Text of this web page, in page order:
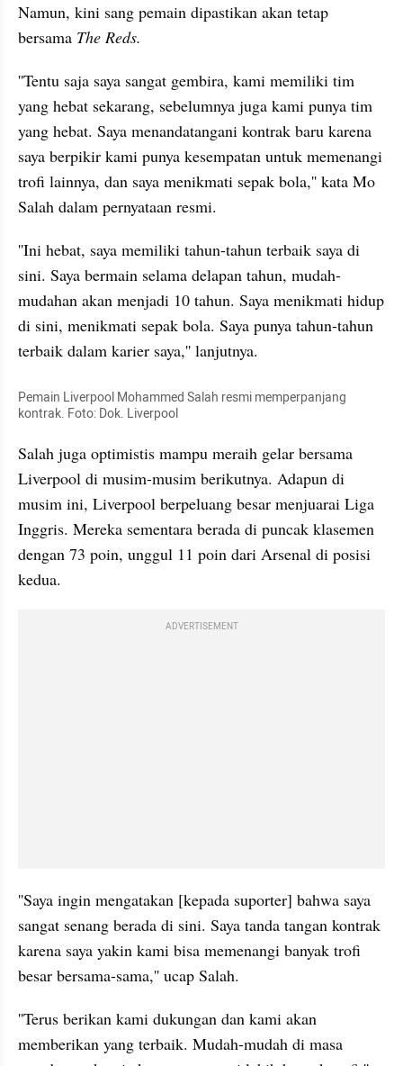
Namun, kini sang pemain dipastikan akan tetap
bersama The Reds.
''Tentu saja saya sangat gembira, kami memiliki tim
yang hebat sekarang, sebelumnya juga kami punya tim
yang hebat. Saya menandatangani kontrak baru karena
saya berpikir kami punya kesempatan untuk memenangi
trofi lainnya, dan saya menikmati sepak bola,'' kata Mo
Salah dalam pernyataan resmi.
''Ini hebat, saya memiliki tahun-tahun terbaik saya di
sini. Saya bermain selama delapan tahun, mudah-
mudahan akan menjadi 10 tahun. Saya menikmati hidup
di sini, menikmati sepak bola. Saya punya tahun-tahun
terbaik dalam karier saya,'' lanjutnya.
Pemain Liverpool Mohammed Salah resmi memperpanjang
kontrak. Foto: Dok. Liverpool
Salah juga optimistis mampu meraih gelar bersama
Liverpool di musim-musim berikutnya. Adapun di
musim ini, Liverpool berpeluang besar menjuarai Liga
Inggris. Mereka sementara berada di puncak klasemen
dengan 73 poin, unggul 11 poin dari Arsenal di posisi
kedua.
ADVERTISEMENT
''Saya ingin mengatakan [kepada suporter] bahwa saya
sangat senang berada di sini. Saya tanda tangan kontrak
karena saya yakin kami bisa memenangi banyak trofi
besar bersama-sama,'' ucap Salah.
''Terus berikan kami dukungan dan kami akan
memberikan yang terbaik. Mudah-mudah di masa